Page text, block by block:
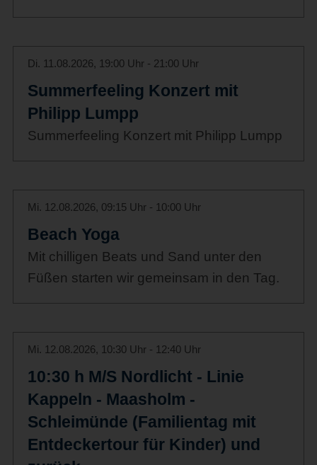
Di. 11.08.2026, 19:00 Uhr - 21:00 Uhr
Summerfeeling Konzert mit
Philipp Lumpp
Summerfeeling Konzert mit Philipp Lumpp
Mi. 12.08.2026, 09:15 Uhr - 10:00 Uhr
Beach Yoga
Mit chilligen Beats und Sand unter den
Füßen starten wir gemeinsam in den Tag.
Mi. 12.08.2026, 10:30 Uhr - 12:40 Uhr
10:30 h M/S Nordlicht - Linie
Kappeln - Maasholm -
Schleimünde (Familientag mit
Entdeckertour für Kinder) und